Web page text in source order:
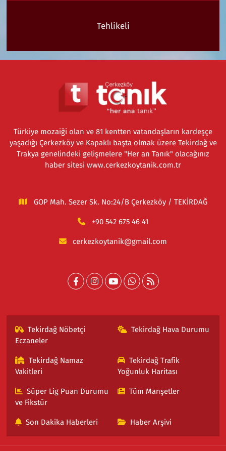
Tehlikeli
Türkiye mozaiği olan ve 81 kentten vatandaşların kardeşçe
yaşadığı Çerkezköy ve Kapaklı başta olmak üzere Tekirdağ ve
Trakya genelindeki gelişmelere "Her an Tanık" olacağınız
haber sitesi www.cerkezkoytanik.com.tr
GOP Mah. Sezer Sk. No:24/B Çerkezköy / TEKİRDAĞ
+90 542 675 46 41
cerkezkoytanik@gmail.com
Tekirdağ Nöbetçi
Eczaneler
Tekirdağ Hava Durumu
Tekirdağ Namaz
Vakitleri
Tekirdağ Trafik
Yoğunluk Haritası
Süper Lig Puan Durumu
ve Fikstür
Tüm Manşetler
Son Dakika Haberleri Haber Arşivi